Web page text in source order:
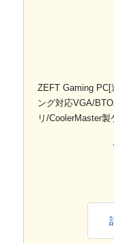
ZEFT Gaming PC[
ング対応VGA/
リ/CoolerMaster